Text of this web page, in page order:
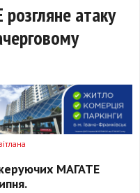
атаку
МАГАТЕ